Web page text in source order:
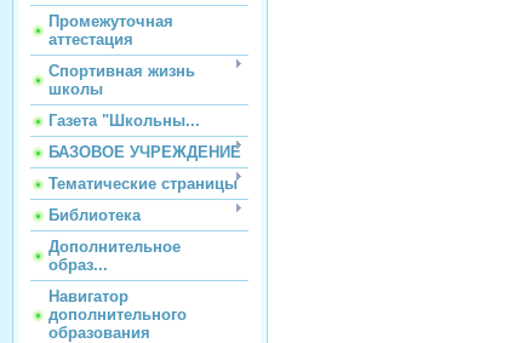
Промежуточная
аттестация
Спортивная жизнь
школы
Газета "Школьны...
БАЗОВОЕ УЧРЕЖДЕНИЕ
Тематические страницы
Библиотека
Дополнительное
образ...
Навигатор
дополнительного
образования